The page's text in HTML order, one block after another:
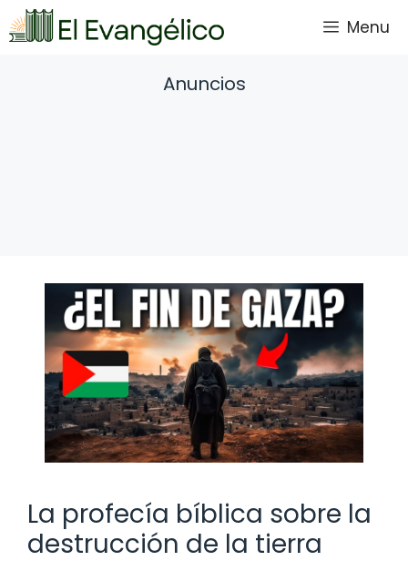
Saltar
al
Menu
Anuncios
La profecía bíblica sobre la
destrucción de la tierra